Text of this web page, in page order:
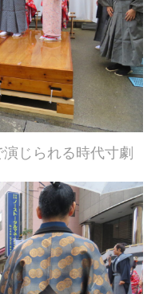
じられる時代寸劇